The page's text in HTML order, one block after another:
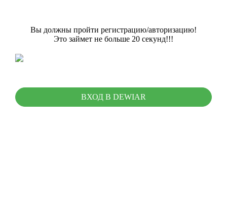
Вы должны пройти регистрацию/авторизацию!
Это займет не больше 20 секунд!!!
ВХОД В DEWIAR